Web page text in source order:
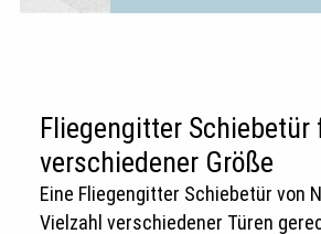
Fliegengitter Schiebetür
verschiedener Größe
Eine Fliegengitter Schiebetür von
Vielzahl verschiedener Türen